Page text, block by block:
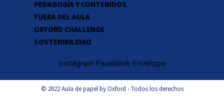
PEDAGOGÍA Y CONTENIDOS
FUERA DEL AULA
OXFORD CHALLENGE
SOSTENIBILIDAD
Instagram Facebook Envelope
© 2022 Aula de papel by Oxford - Todos los derechos